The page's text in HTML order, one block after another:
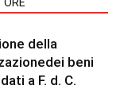
della
beni
a F. d. C.